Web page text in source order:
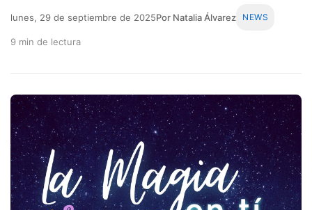
lunes, 29 de septiembre de 2025Por Natalia Álvarez NEWS
9 min de lectura